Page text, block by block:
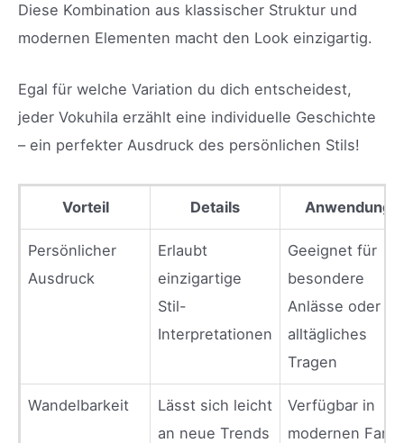
Diese Kombination aus klassischer Struktur und
modernen Elementen macht den Look einzigartig.
Egal für welche Variation du dich entscheidest,
jeder Vokuhila erzählt eine individuelle Geschichte
– ein perfekter Ausdruck des persönlichen Stils!
Vorteil Details Anwendung
Persönlicher
Ausdruck
Erlaubt
einzigartige
Stil-
Interpretationen
Geeignet für
besondere
Anlässe oder
alltägliches
Tragen
Wandelbarkeit
Lässt sich leicht
an neue Trends
Verfügbar in
modernen Farb-